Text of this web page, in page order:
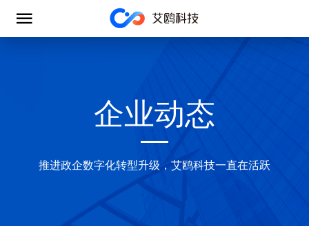
企业动态
推进政企数字化转型升级，艾鸥科技一直在活跃